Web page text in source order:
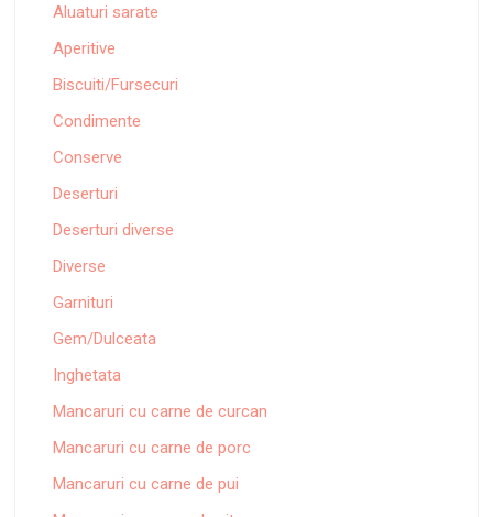
Aluaturi sarate
Aperitive
Biscuiti/Fursecuri
Condimente
Conserve
Deserturi
Deserturi diverse
Diverse
Garnituri
Gem/Dulceata
Inghetata
Mancaruri cu carne de curcan
Mancaruri cu carne de porc
Mancaruri cu carne de pui